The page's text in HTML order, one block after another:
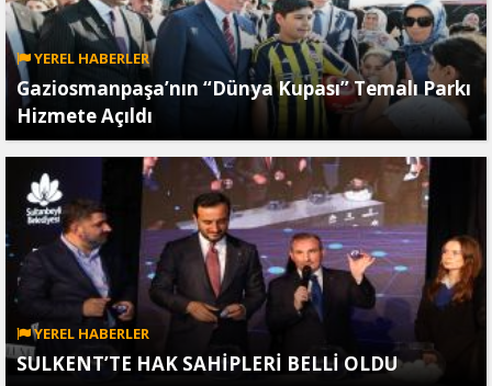
YEREL HABERLER
Gaziosmanpaşa’nın “Dünya Kupası” Temalı Parkı
Hizmete Açıldı
YEREL HABERLER
SULKENT’TE HAK SAHİPLERİ BELLİ OLDU